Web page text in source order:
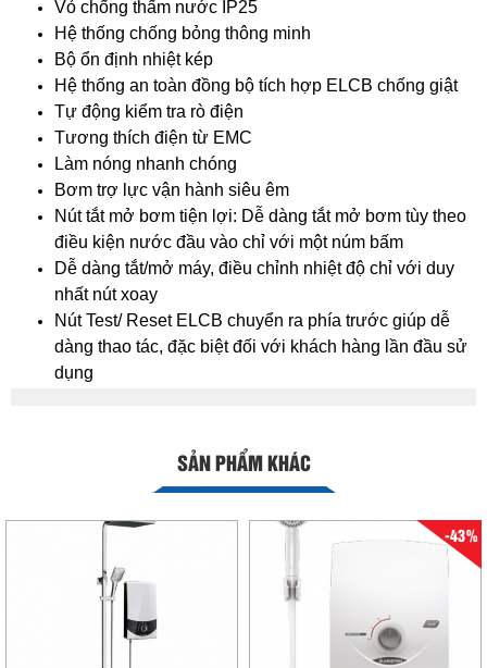
Vỏ chống thấm nước IP25
Hệ thống chống bỏng thông minh
Bộ ổn định nhiệt kép
Hệ thống an toàn đồng bộ tích hợp ELCB chống giật
Tự động kiểm tra rò điện
Tương thích điện từ EMC
Làm nóng nhanh chóng
Bơm trợ lực vận hành siêu êm
Nút tắt mở bơm tiện lợi: Dễ dàng tắt mở bơm tùy theo
điều kiện nước đầu vào chỉ với một núm bấm
Dễ dàng tắt/mở máy, điều chỉnh nhiệt độ chỉ với duy
nhất nút xoay
Nút Test/ Reset ELCB chuyển ra phía trước giúp dễ
dàng thao tác, đặc biệt đối với khách hàng lần đầu sử
dụng
SẢN PHẨM KHÁC
-43%